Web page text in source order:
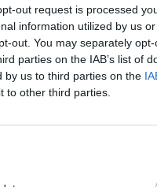
out request is processed
information utilized by us
out. You may separately
parties on the IAB’s list of
by us to third parties on the
to other third parties.
και σαφή στρατηγική
κίνδυνο επιμένοντας να
στην Αμερική το
και στην αριστερά, αλλά
απλά θέλουν ειρήνη και να
στις ΗΠΑ.
δεξιάς με την
κάπως οι εξουσίες του